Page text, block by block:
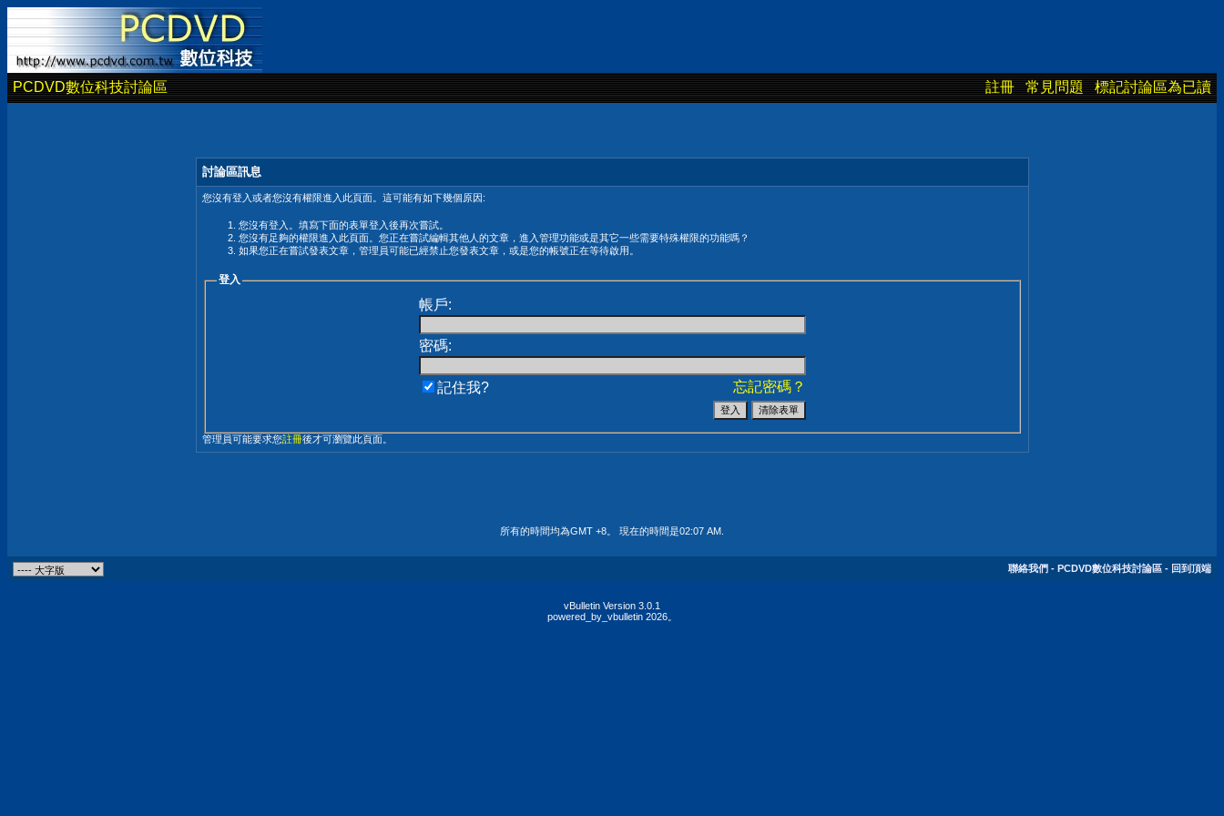
PCDVD數位科技討論區 註冊 常見問題 標記討論區為已讀
討論區訊息
您沒有登入或者您沒有權限進入此頁面。這可能有如下幾個原因:
您沒有登入。填寫下面的表單登入後再次嘗試。
您沒有足夠的權限進入此頁面。您正在嘗試編輯其他人的文章，進入管理功能或是其它一些需要特殊權限的功能嗎？
如果您正在嘗試發表文章，管理員可能已經禁止您發表文章，或是您的帳號正在等待啟用。
登入
帳戶:
密碼:
忘記密碼？
記住我?
管理員可能要求您註冊後才可瀏覽此頁面。
所有的時間均為GMT +8。 現在的時間是02:07 AM
聯絡我們 - PCDVD數位科技討論區 - 回到頂端
vBulletin Version 3.0.1
powered_by_vbulletin 2026。